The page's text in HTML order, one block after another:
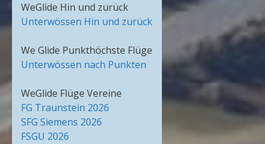
WeGlide Hin und zurück
Unterwössen Hin und zurück
We Glide Punkthöchste Flüge
Unterwössen nach Punkten
WeGlide Flüge Vereine
FG Traunstein 2026
SFG Siemens 2026
FSGU 2026